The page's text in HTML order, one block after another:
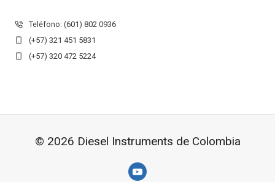
Teléfono: (601) 802 0936
(+57) 321 451 5831
(+57) 320 472 5224
© 2026 Diesel Instruments de Colombia